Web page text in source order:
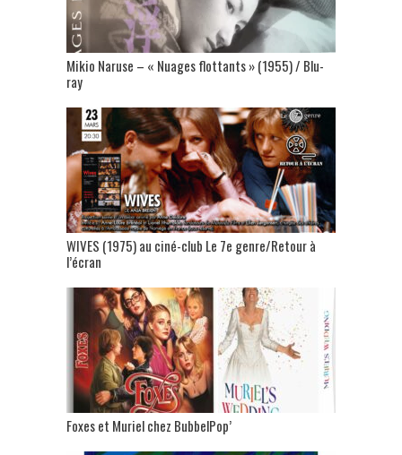
Mikio Naruse – « Nuages flottants » (1955) / Blu-
ray
WIVES (1975) au ciné-club Le 7e genre/Retour à
l’écran
Foxes et Muriel chez BubbelPop’